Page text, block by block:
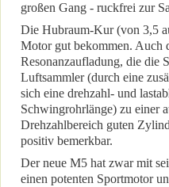
großen Gang - ruckfrei zur
Die Hubraum-Kur (von 3,5
Motor gut bekommen. Auch
Resonanzaufladung, die die
Luftsammler (durch eine
sich eine drehzahl- und
Schwingrohrlänge) zu einer
Drehzahlbereich guten
positiv bemerkbar.
Der neue M5 hat zwar mit
einen potenten Sportmotor